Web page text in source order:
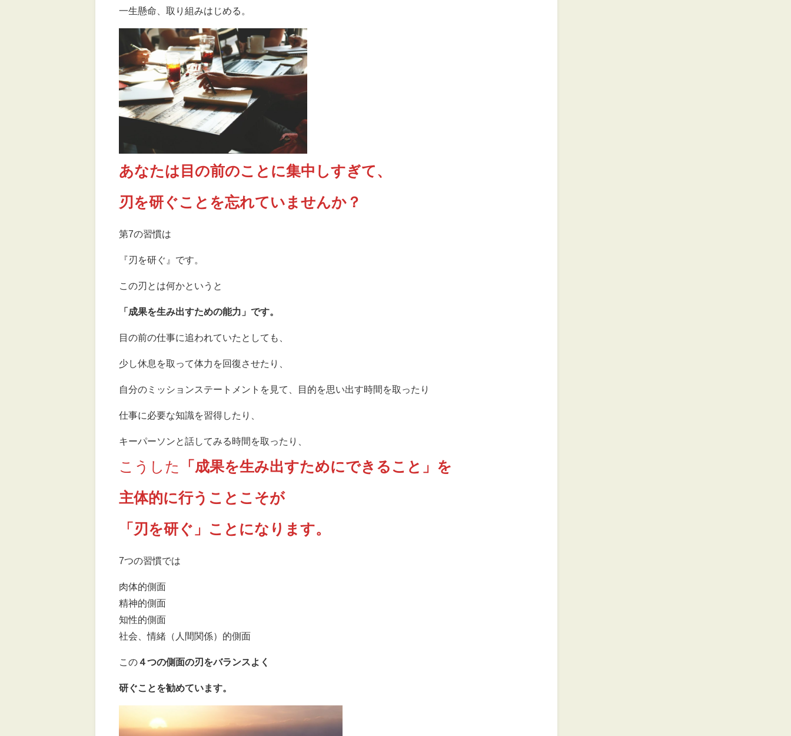
一生懸命、取り組みはじめる。
あなたは目の前のことに集中しすぎて、
刃を研ぐことを忘れていませんか？
第7の習慣は
『刃を研ぐ』です。
この刃とは何かというと
「成果を生み出すための能力」です。
目の前の仕事に追われていたとしても、
少し休息を取って体力を回復させたり、
自分のミッションステートメントを見て、目的を思い出す時間を取ったり
仕事に必要な知識を習得したり、
キーパーソンと話してみる時間を取ったり、
こうした 「成果を生み出すためにできること」を
主体的に行うことこそが
「刃を研ぐ」ことになります。
7つの習慣では
肉体的側面
精神的側面
知性的側面
社会、情緒（人間関係）的側面
この４つの側面の刃をバランスよく
研ぐことを勧めています。